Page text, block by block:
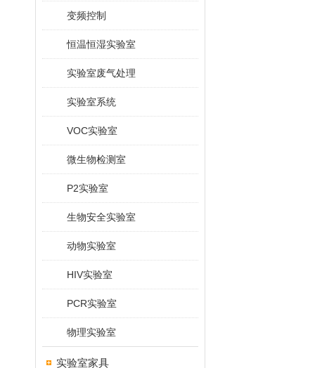
变频控制
恒温恒湿实验室
实验室废气处理
实验室系统
VOC实验室
微生物检测室
P2实验室
生物安全实验室
动物实验室
HIV实验室
PCR实验室
物理实验室
实验室家具